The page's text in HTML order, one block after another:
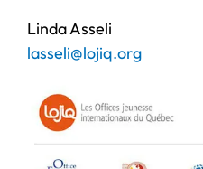
Linda Asseli
lasseli@lojiq.org